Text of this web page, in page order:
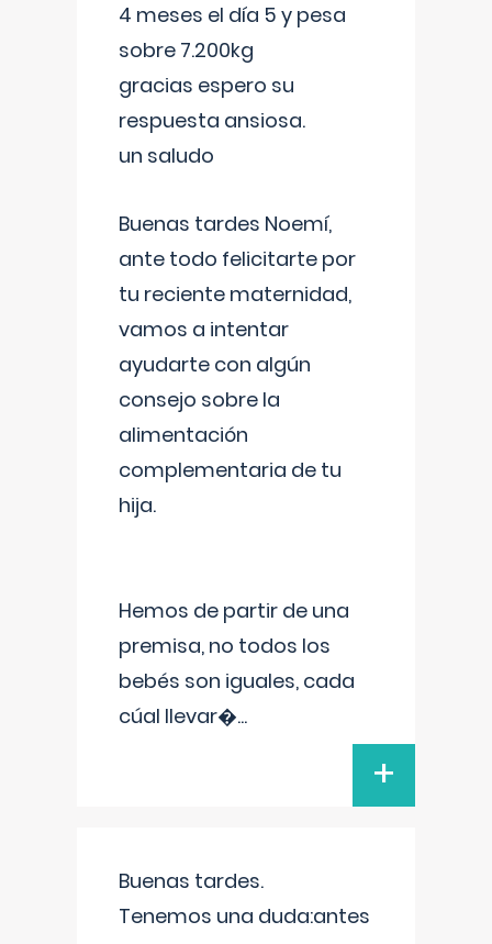
4 meses el día 5 y pesa
sobre 7.200kg
gracias espero su
respuesta ansiosa.
un saludo
Buenas tardes Noemí,
ante todo felicitarte por
tu reciente maternidad,
vamos a intentar
ayudarte con algún
consejo sobre la
alimentación
complementaria de tu
hija.
Hemos de partir de una
premisa, no todos los
bebés son iguales, cada
cúal llevar�...
+
Buenas tardes.
Tenemos una duda:antes